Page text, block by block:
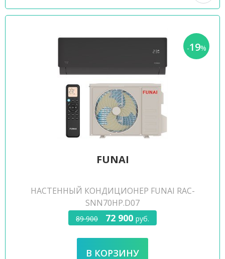
-19%
FUNAI
НАСТЕННЫЙ КОНДИЦИОНЕР FUNAI RAC-
SNN70HP.D07
89 900 72 900 руб.